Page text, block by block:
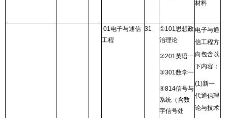
材料
01电子与通信
工程
31 ①101思想政
治理论
②201英语一
③301数学一
④814信号与
系统（含数
字信号处
电子与通
信工程方
向包含以
下内容：
(1)新一
代通信理
论与技术